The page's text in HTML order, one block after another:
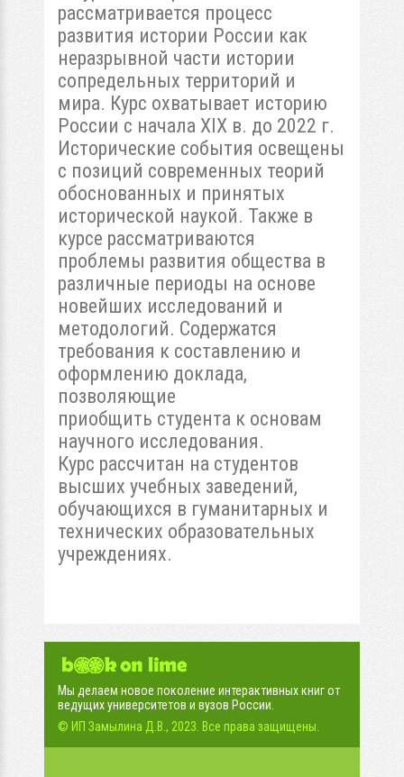
рассматривается процесс
развития истории России как
неразрывной части истории
сопредельных территорий и
мира. Курс охватывает историю
России с начала XIX в. до 2022 г.
Исторические события освещены
с позиций современных теорий
обоснованных и принятых
исторической наукой. Также в
курсе рассматриваются
проблемы развития общества в
различные периоды на основе
новейших исследований и
методологий. Содержатся
требования к составлению и
оформлению доклада,
позволяющие
приобщить студента к основам
научного исследования.
Курс рассчитан на студентов
высших учебных заведений,
обучающихся в гуманитарных и
технических образовательных
учреждениях.
Мы делаем новое поколение интерактивных книг от
ведущих университетов и вузов России.
© ИП Замылина Д.В., 2023. Все права защищены.